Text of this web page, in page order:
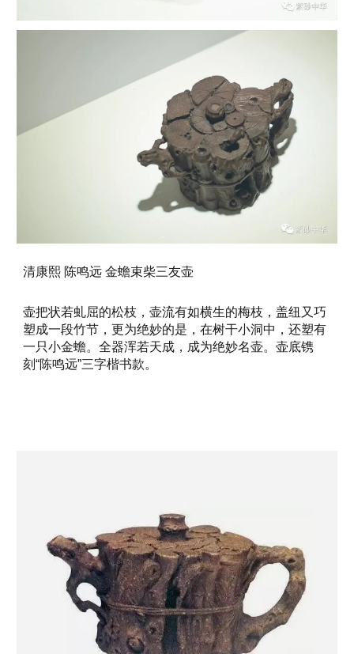
清康熙 陈鸣远 金蟾束柴三友壶
壶把状若虬屈的松枝，壶流有如横生的梅枝，盖纽又巧
塑成一段竹节，更为绝妙的是，在树干小洞中，还塑有
一只小金蟾。全器浑若天成，成为绝妙名壶。壶底镌
刻“陈鸣远”三字楷书款。